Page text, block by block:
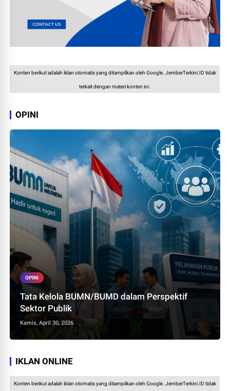
Konten berikut adalah iklan otomatis yang ditampilkan oleh Google. JemberTerkini.ID tidak
terkait dengan materi konten ini.
OPINI
OPINI
Tata Kelola BUMN/BUMD dalam Perspektif
Sektor Publik
Kamis, April 30, 2026
IKLAN ONLINE
Konten berikut adalah iklan otomatis yang ditampilkan oleh Google. JemberTerkini.ID tidak